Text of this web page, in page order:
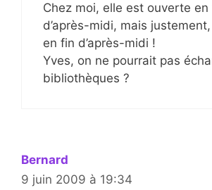
Chez moi, elle est ouverte en
d’après-midi, mais
en fin d’après-midi !
Yves, on ne pourrait pas
bibliothèques ?
Bernard
9 juin 2009 à 19:34